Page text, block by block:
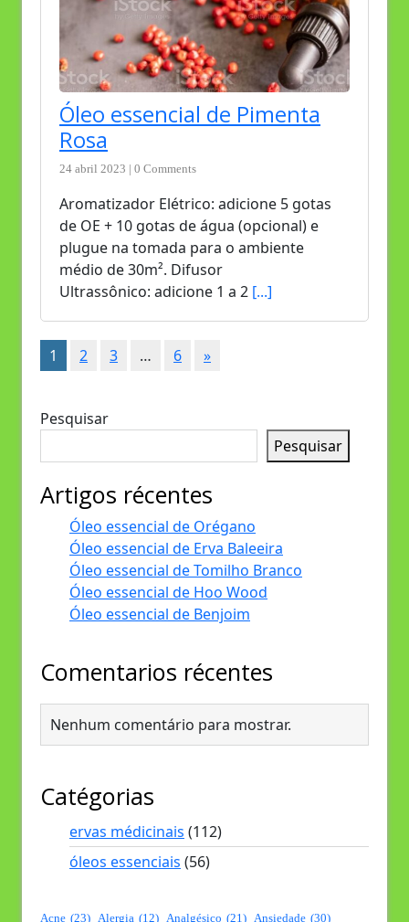
Óleo essencial de Pimenta
Rosa
24 abril 2023 | 0 Comments
Aromatizador Elétrico: adicione 5 gotas
de OE + 10 gotas de água (opcional) e
plugue na tomada para o ambiente
médio de 30m². Difusor
Ultrassônico: adicione 1 a 2 [...]
1 2 3 … 6 »
Pesquisar
Pesquisar
Artigos récentes
Óleo essencial de Orégano
Óleo essencial de Erva Baleeira
Óleo essencial de Tomilho Branco
Óleo essencial de Hoo Wood
Óleo essencial de Benjoim
Comentarios récentes
Nenhum comentário para mostrar.
Catégorias
ervas médicinais (112)
óleos essenciais (56)
Acne (23) Alergia (12) Analgésico (21) Ansiedade (30)